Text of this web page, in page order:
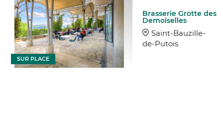
Brasserie Grotte des
Demoiselles
Saint-Bauzille-
de-Putois
SUR PLACE